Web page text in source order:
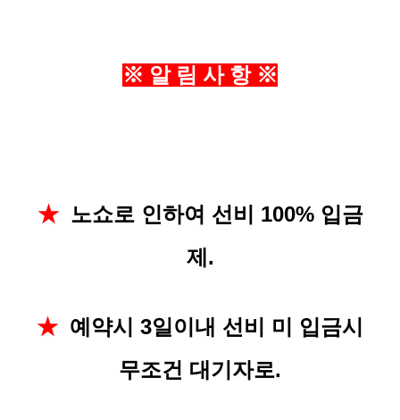
※ 알 림 사 항 ※
★ 노쇼로 인하여 선비 100% 입금
제.
★ 예약시 3일이내 선비 미 입금시
무조건 대기자로.